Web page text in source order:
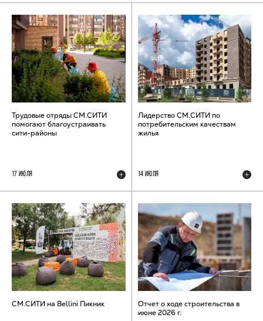
Трудовые отряды СМ.СИТИ
помогают благоустраивать
сити-районы
17 ИЮЛЯ
Лидерство СМ.СИТИ по
потребительским качествам
жилья
14 ИЮЛЯ
СМ.СИТИ на Bellini Пикник
Отчет о ходе строительства в
июне 2026 г.